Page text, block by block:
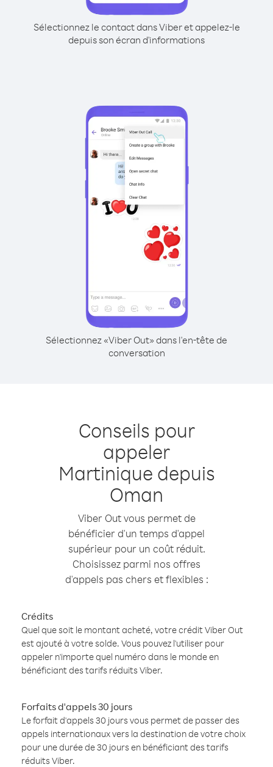
Sélectionnez le contact dans Viber et appelez-le
depuis son écran d'informations
Sélectionnez «Viber Out» dans l'en-tête de
conversation
Conseils pour
appeler
Martinique depuis
Oman
Viber Out vous permet de
bénéficier d'un temps d'appel
supérieur pour un coût réduit.
Choisissez parmi nos offres
d'appels pas chers et flexibles :
Crédits
Quel que soit le montant acheté, votre crédit Viber Out
est ajouté à votre solde. Vous pouvez l'utiliser pour
appeler n'importe quel numéro dans le monde en
bénéficiant des tarifs réduits Viber.
Forfaits d'appels 30 jours
Le forfait d'appels 30 jours vous permet de passer des
appels internationaux vers la destination de votre choix
pour une durée de 30 jours en bénéficiant des tarifs
réduits Viber.